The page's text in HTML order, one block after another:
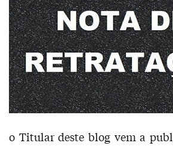
o Titular deste blog vem a